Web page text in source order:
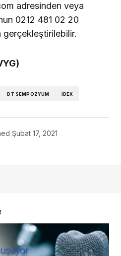
adresinden veya
0212 481 02 20
gerçekleştirilebilir.
DT SEMPOZYUM İDEX
Şubat 17, 2021